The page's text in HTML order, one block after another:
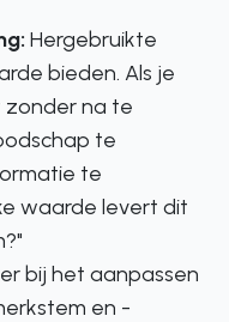
Hergebruikte
bieden. Als je
zonder na te
te
te
waarde levert dit
bij het aanpassen
en -